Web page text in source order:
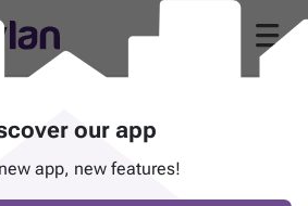
our app
app, new features!